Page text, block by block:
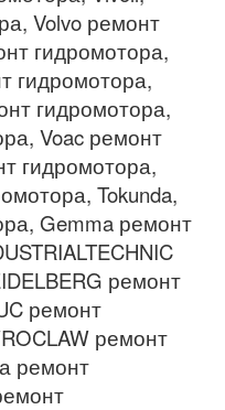
Volvo ремонт
гидромотора,
гидромотора,
гидромотора,
Voac ремонт
гидромотора,
Tokunda,
Gemma ремонт
ремонт
ремонт
ремонт
ремонт